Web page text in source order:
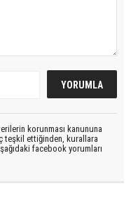
korunması kanununa
teşkil ettiğinden, kurallara
facebook yorumları